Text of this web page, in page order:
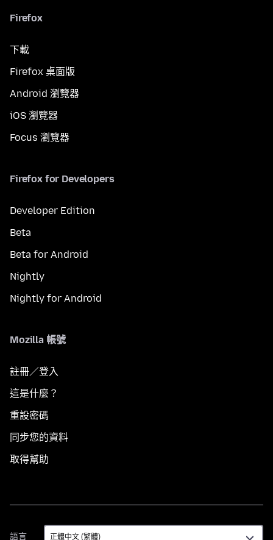
Firefox
下載
Firefox 桌面版
Android 瀏覽器
iOS 瀏覽器
Focus 瀏覽器
Firefox for Developers
Developer Edition
Beta
Beta for Android
Nightly
Nightly for Android
Mozilla 帳號
註冊／登入
這是什麼？
重設密碼
同步您的資料
取得幫助
語言
語